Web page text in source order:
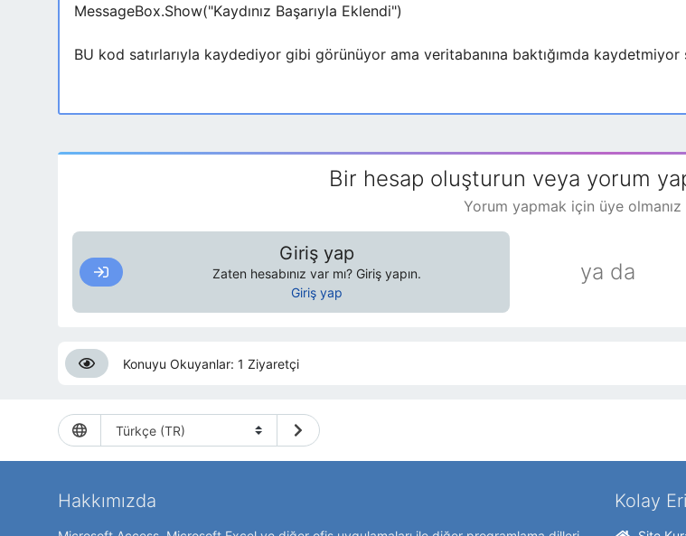
MessageBox.Show("Kaydınız Başarıyla Eklendi")
BU kod satırlarıyla kaydediyor gibi görünüyor ama veritabanına baktığımda
Bir hesap oluşturun veya yorum
Yorum yapmak için üye
Giriş yap
Zaten hesabınız var mı? Giriş yapın.
Giriş yap
ya da
Konuyu Okuyanlar: 1 Ziyaretçi
Hakkımızda Kolay